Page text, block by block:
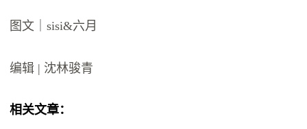
图文｜sisi&六月
编辑 | 沈林骏青
相关文章：